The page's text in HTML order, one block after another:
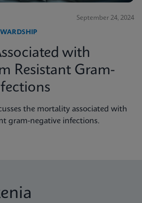
September 24, 2024
with
Resistant Gram-
the mortality associated with
gram-negative infections.